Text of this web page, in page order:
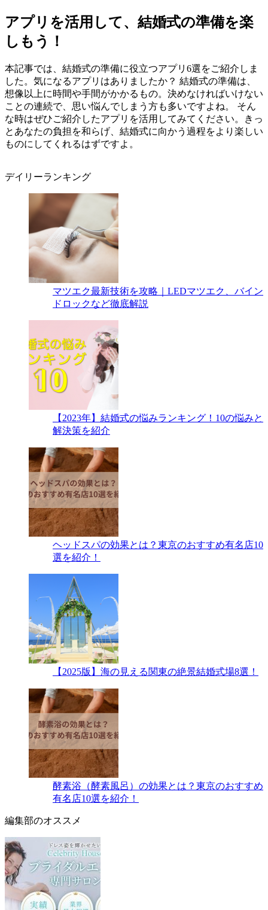
アプリを活用して、結婚式の準備を楽
しもう！
本記事では、結婚式の準備に役立つアプリ6選をご紹介しま
した。気になるアプリはありましたか？ 結婚式の準備は、
想像以上に時間や手間がかかるもの。決めなければいけない
ことの連続で、思い悩んでしまう方も多いですよね。 そん
な時はぜひご紹介したアプリを活用してみてください。きっ
とあなたの負担を和らげ、結婚式に向かう過程をより楽しい
ものにしてくれるはずですよ。
デイリーランキング
マツエク最新技術を攻略｜LEDマツエク、バイン
ドロックなど徹底解説
【2023年】結婚式の悩みランキング！10の悩みと
解決策を紹介
ヘッドスパの効果とは？東京のおすすめ有名店10
選を紹介！
【2025版】海の見える関東の絶景結婚式場8選！
酵素浴（酵素風呂）の効果とは？東京のおすすめ
有名店10選を紹介！
編集部のオススメ